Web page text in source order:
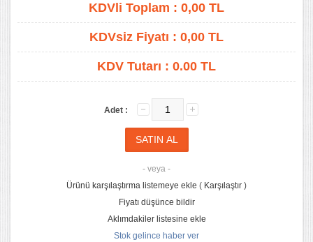
KDVli Toplam : 0,00 TL
KDVsiz Fiyatı : 0,00 TL
KDV Tutarı : 0.00 TL
Adet :
- veya -
Ürünü karşılaştırma listemeye ekle ( Karşılaştır )
Fiyatı düşünce bildir
Aklımdakiler listesine ekle
Stok gelince haber ver